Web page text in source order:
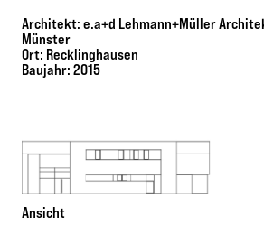
Architekt: e.a+d Lehmann+Müller
Münster
Ort: Recklinghausen
Baujahr: 2015
Ansicht